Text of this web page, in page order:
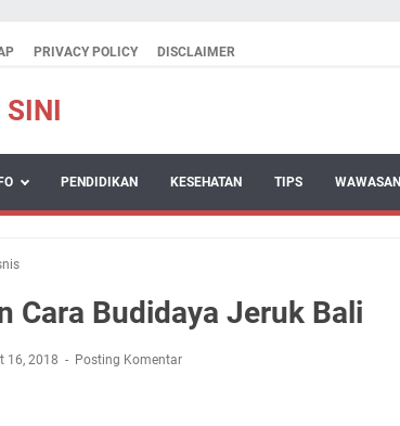
PRIVACY POLICY DISCLAIMER
SINI
PENDIDIKAN KESEHATAN TIPS WAWASAN
Cara Budidaya Jeruk Bali
16, 2018 Posting Komentar